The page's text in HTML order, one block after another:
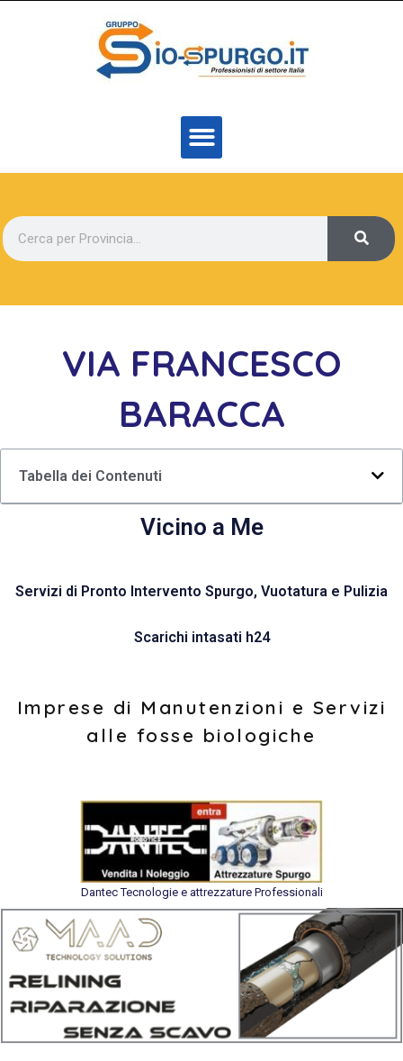
VIA FRANCESCO
BARACCA
Tabella dei Contenuti
Vicino a Me
Servizi di Pronto Intervento Spurgo, Vuotatura e Pulizia
Scarichi intasati h24
Imprese di Manutenzioni e Servizi
alle fosse biologiche
Dantec Tecnologie e attrezzature Professionali